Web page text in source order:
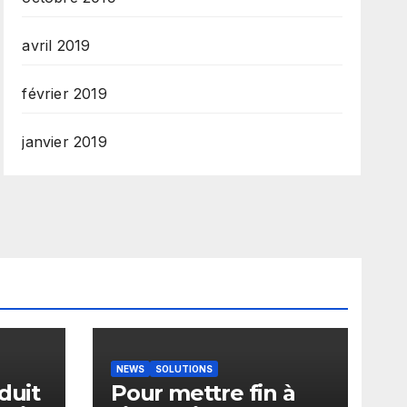
avril 2019
février 2019
janvier 2019
NEWS SOLUTIONS
Pour mettre fin à